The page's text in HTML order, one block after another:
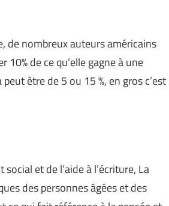
de nombreux auteurs américains
de ce qu’elle gagne à une
être de 5 ou 15 %, en gros c’est
et de l’aide à l’écriture, La
des personnes âgées et des